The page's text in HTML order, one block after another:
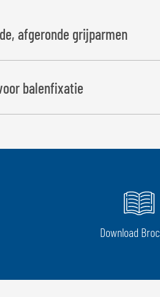
afgeronde grijparmen
balenfixatie
Download